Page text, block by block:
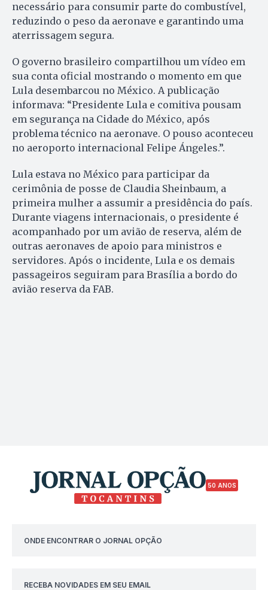
necessário para consumir parte do combustível,
reduzindo o peso da aeronave e garantindo uma
aterrissagem segura.
O governo brasileiro compartilhou um vídeo em
sua conta oficial mostrando o momento em que
Lula desembarcou no México. A publicação
informava: “Presidente Lula e comitiva pousam
em segurança na Cidade do México, após
problema técnico na aeronave. O pouso aconteceu
no aeroporto internacional Felipe Ángeles.”.
Lula estava no México para participar da
cerimônia de posse de Claudia Sheinbaum, a
primeira mulher a assumir a presidência do país.
Durante viagens internacionais, o presidente é
acompanhado por um avião de reserva, além de
outras aeronaves de apoio para ministros e
servidores. Após o incidente, Lula e os demais
passageiros seguiram para Brasília a bordo do
avião reserva da FAB.
50 ANOS
ONDE ENCONTRAR O JORNAL OPÇÃO
RECEBA NOVIDADES EM SEU EMAIL